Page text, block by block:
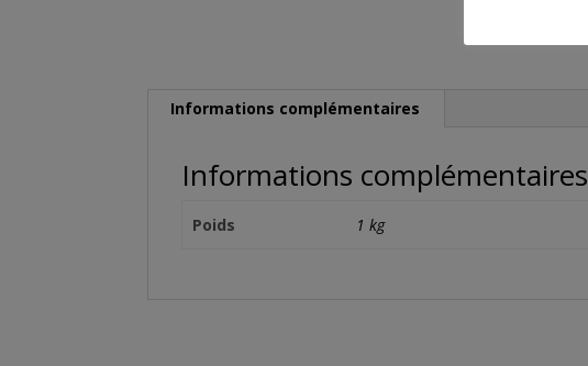
Informations complémentaires
Informations complémentaires
Poids 1 kg